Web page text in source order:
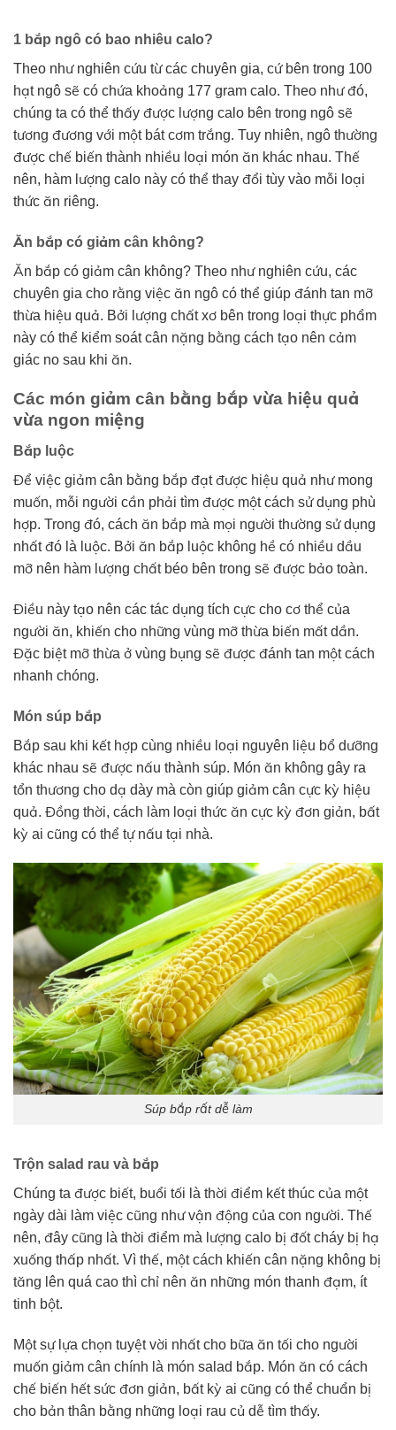
1 bắp ngô có bao nhiêu calo?
Theo như nghiên cứu từ các chuyên gia, cứ bên trong 100
hạt ngô sẽ có chứa khoảng 177 gram calo. Theo như đó,
chúng ta có thể thấy được lượng calo bên trong ngô sẽ
tương đương với một bát cơm trắng. Tuy nhiên, ngô thường
được chế biến thành nhiều loại món ăn khác nhau. Thế
nên, hàm lượng calo này có thể thay đổi tùy vào mỗi loại
thức ăn riêng.
Ăn bắp có giảm cân không?
Ăn bắp có giảm cân không? Theo như nghiên cứu, các
chuyên gia cho rằng việc ăn ngô có thể giúp đánh tan mỡ
thừa hiệu quả. Bởi lượng chất xơ bên trong loại thực phẩm
này có thể kiểm soát cân nặng bằng cách tạo nên cảm
giác no sau khi ăn.
Các món giảm cân bằng bắp vừa hiệu quả
vừa ngon miệng
Bắp luộc
Để việc giảm cân bằng bắp đạt được hiệu quả như mong
muốn, mỗi người cần phải tìm được một cách sử dụng phù
hợp. Trong đó, cách ăn bắp mà mọi người thường sử dụng
nhất đó là luộc. Bởi ăn bắp luộc không hề có nhiều dầu
mỡ nên hàm lượng chất béo bên trong sẽ được bảo toàn.
Điều này tạo nên các tác dụng tích cực cho cơ thể của
người ăn, khiến cho những vùng mỡ thừa biến mất dần.
Đặc biệt mỡ thừa ở vùng bụng sẽ được đánh tan một cách
nhanh chóng.
Món súp bắp
Bắp sau khi kết hợp cùng nhiều loại nguyên liệu bổ dưỡng
khác nhau sẽ được nấu thành súp. Món ăn không gây ra
tổn thương cho dạ dày mà còn giúp giảm cân cực kỳ hiệu
quả. Đồng thời, cách làm loại thức ăn cực kỳ đơn giản, bất
kỳ ai cũng có thể tự nấu tại nhà.
Súp bắp rất dễ làm
Trộn salad rau và bắp
Chúng ta được biết, buổi tối là thời điểm kết thúc của một
ngày dài làm việc cũng như vận động của con người. Thế
nên, đây cũng là thời điểm mà lượng calo bị đốt cháy bị hạ
xuống thấp nhất. Vì thế, một cách khiến cân nặng không bị
tăng lên quá cao thì chỉ nên ăn những món thanh đạm, ít
tinh bột.
Một sự lựa chọn tuyệt vời nhất cho bữa ăn tối cho người
muốn giảm cân chính là món salad bắp. Món ăn có cách
chế biến hết sức đơn giản, bất kỳ ai cũng có thể chuẩn bị
cho bản thân bằng những loại rau củ dễ tìm thấy.